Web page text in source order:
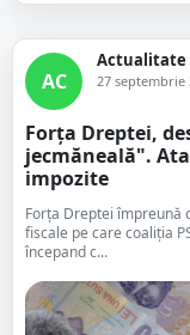
AC
Actualitate
27 septembrie
Forța Dreptei,
jecmăneală".
impozite
Forța Dreptei împreună
fiscale pe care coaliția
începand c...